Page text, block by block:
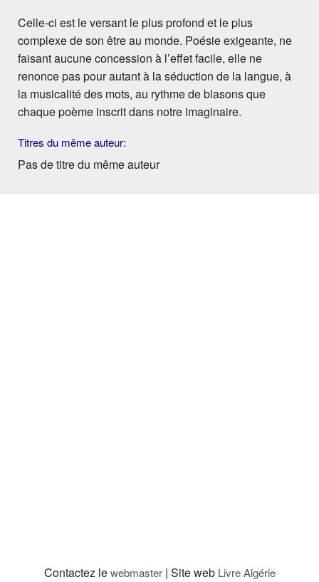
Celle-ci est le versant le plus profond et le plus
complexe de son être au monde. Poésie exigeante, ne
faisant aucune concession à l’effet facile, elle ne
renonce pas pour autant à la séduction de la langue, à
la musicalité des mots, au rythme de blasons que
chaque poème inscrit dans notre imaginaire.
Titres du même auteur:
Pas de titre du même auteur
Contactez lewebmaster| Site web Livre Algérie